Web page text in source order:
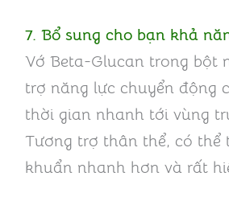
7. Bổ sung cho bạn khả
Vớ Beta-Glucan trong bột
trợ năng lực chuyển động
thời gian nhanh tới vùng
Tương trợ thân thể, có thể
khuẩn nhanh hơn và rất